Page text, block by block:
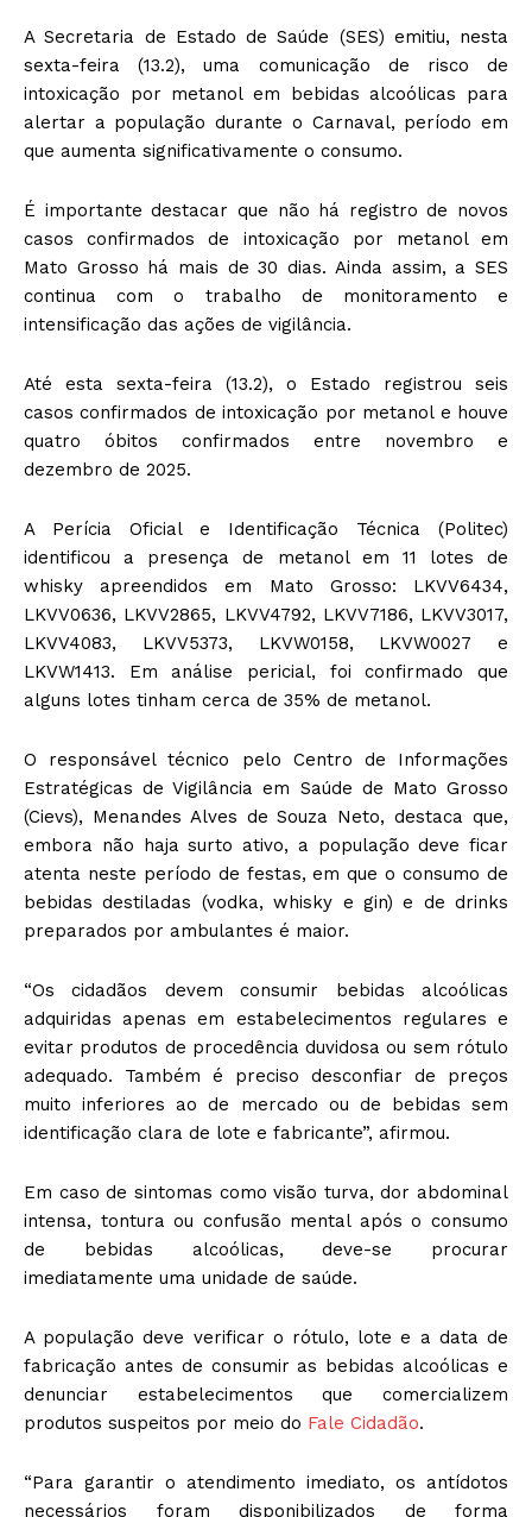
A Secretaria de Estado de Saúde (SES) emitiu, nesta
sexta-feira (13.2), uma comunicação de risco de
intoxicação por metanol em bebidas alcoólicas para
alertar a população durante o Carnaval, período em
que aumenta significativamente o consumo.
É importante destacar que não há registro de novos
casos confirmados de intoxicação por metanol em
Mato Grosso há mais de 30 dias. Ainda assim, a SES
continua com o trabalho de monitoramento e
intensificação das ações de vigilância.
Até esta sexta-feira (13.2), o Estado registrou seis
casos confirmados de intoxicação por metanol e houve
quatro óbitos confirmados entre novembro e
dezembro de 2025.
A Perícia Oficial e Identificação Técnica (Politec)
identificou a presença de metanol em 11 lotes de
whisky apreendidos em Mato Grosso: LKVV6434,
LKVV0636, LKVV2865, LKVV4792, LKVV7186, LKVV3017,
LKVV4083, LKVV5373, LKVW0158, LKVW0027 e
LKVW1413. Em análise pericial, foi confirmado que
alguns lotes tinham cerca de 35% de metanol.
O responsável técnico pelo Centro de Informações
Estratégicas de Vigilância em Saúde de Mato Grosso
(Cievs), Menandes Alves de Souza Neto, destaca que,
embora não haja surto ativo, a população deve ficar
atenta neste período de festas, em que o consumo de
bebidas destiladas (vodka, whisky e gin) e de drinks
preparados por ambulantes é maior.
“Os cidadãos devem consumir bebidas alcoólicas
adquiridas apenas em estabelecimentos regulares e
evitar produtos de procedência duvidosa ou sem rótulo
adequado. Também é preciso desconfiar de preços
muito inferiores ao de mercado ou de bebidas sem
identificação clara de lote e fabricante”, afirmou.
Em caso de sintomas como visão turva, dor abdominal
intensa, tontura ou confusão mental após o consumo
de bebidas alcoólicas, deve-se procurar
imediatamente uma unidade de saúde.
A população deve verificar o rótulo, lote e a data de
fabricação antes de consumir as bebidas alcoólicas e
denunciar estabelecimentos que comercializem
produtos suspeitos por meio do Fale Cidadão.
“Para garantir o atendimento imediato, os antídotos
necessários foram disponibilizados de forma